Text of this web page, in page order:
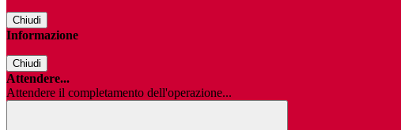
Chiudi
Informazione
Chiudi
Attendere...
Attendere il completamento dell'operazione...